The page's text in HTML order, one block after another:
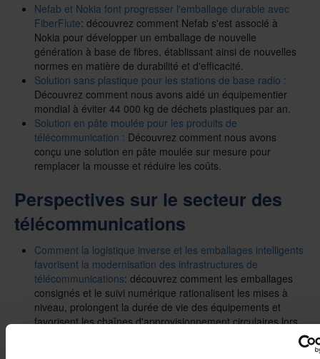
Nefab et Nokia font progresser l'emballage durable avec
FiberFlute: découvrez comment Nefab s'est associé à
Nokia pour développer un emballage de nouvelle
génération à base de fibres, établissant ainsi de nouvelles
normes en matière de durabilité et d'efficacité.
Solution sans plastique pour les stations de base radio :
Découvrez comment nous avons aidé un équipementier
mondial à éviter 44 000 kg de déchets plastiques par an.
Solution en pâte moulée pour les produits de
télécommunication : Découvrez comment nous avons
conçu une solution en pâte moulée sur mesure pour
remplacer la mousse et réduire les coûts.
Perspectives sur le secteur des
télécommunications
Comment la logistique inverse et les emballages intelligents
favorisent la modernisation des infrastructures de
télécommunications: découvrez comment les emballages
consignés et le suivi numérique rationalisent les mises à
niveau, prolongent la durée de vie des équipements et
favorisent les chaînes d'approvisionnement circulaires lors
Pourquoi la protection contre l'abrasion est essentielle pour